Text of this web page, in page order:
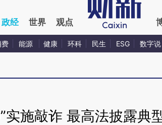
政经 世界 观点
费 能源 健康 环科 民生 ESG 数字说
实施敲诈 最高法披露典